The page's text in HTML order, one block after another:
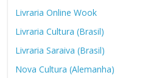
Livraria Online Wook
Livraria Cultura (Brasil)
Livraria Saraiva (Brasil)
Nova Cultura (Alemanha)